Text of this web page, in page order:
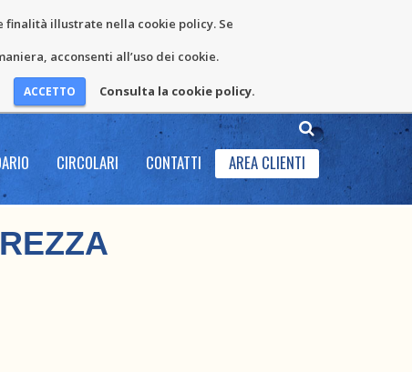
illustrate nella cookie policy. Se
acconsenti all’uso dei cookie.
Consulta la cookie policy.
CIRCOLARI CONTATTI AREA CLIENTI